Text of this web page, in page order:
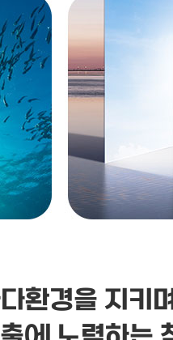
환경을 지키